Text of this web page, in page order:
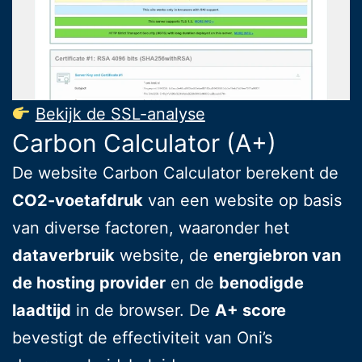
Bekijk de SSL-analyse
Carbon Calculator (A+)
De website Carbon Calculator berekent de
CO2-voetafdruk van een website op basis
van diverse factoren, waaronder het
dataverbruik website, de energiebron van
de hosting provider en de benodigde
laadtijd in de browser. De A+ score
bevestigt de effectiviteit van Oni’s